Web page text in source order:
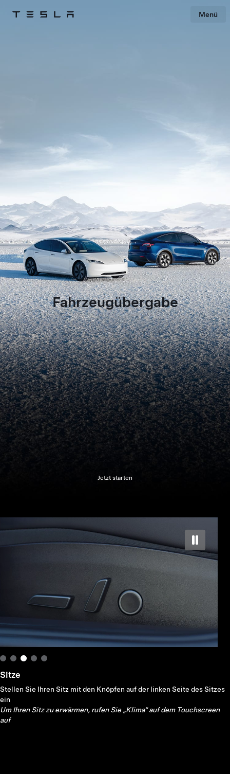
Tesla Menü
Fahrzeugübergabe
Jetzt starten
Spiegel
Tippen Sie auf „Fahrzeug“> „Schnellzugriff“> „Spiegel“, wählen Sie
einen Spiegel aus und verwenden Sie die linke Navigationstaste am
Lenkrad.